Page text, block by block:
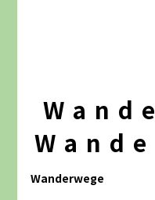
Wanderwege